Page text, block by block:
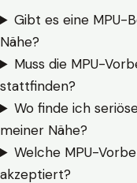
Gibt es eine MPU-
Nähe?
Muss die MPU-
stattfinden?
Wo finde ich
meiner Nähe?
Welche MPU-
akzeptiert?